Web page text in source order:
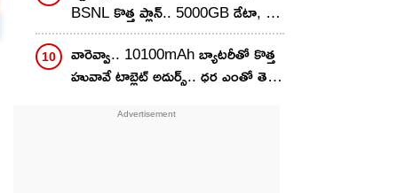
BSNL కొత్త ప్లాన్.. 5000GB డేటా, 27
OTT బెనిఫిట్స్ కూడా!
వారెవ్వా.. 10100mAh బ్యాటరీతో కొత్త
హువావే టాబ్లెట్ అదుర్స్.. ధర ఎంతో తెలిస్తే